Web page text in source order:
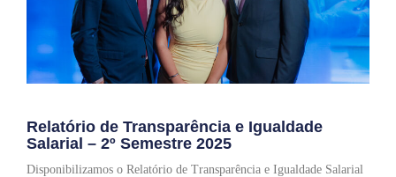
Relatório de Transparência e Igualdade
Salarial – 2º Semestre 2025
Disponibilizamos o Relatório de Transparência e Igualdade Salarial